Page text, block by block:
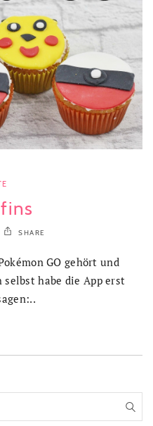
SHARE
GO gehört und
habe die App erst